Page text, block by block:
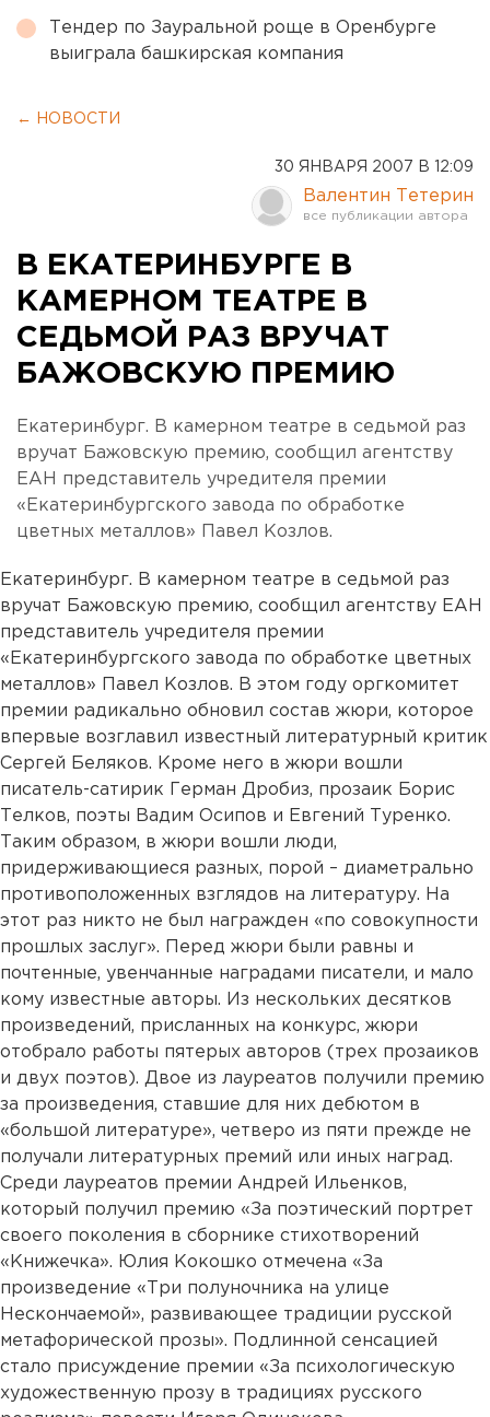
Тендер по Зауральной роще в Оренбурге
выиграла башкирская компания
← НОВОСТИ
30 ЯНВАРЯ 2007 В 12:09
Валентин Тетерин
В ЕКАТЕРИНБУРГЕ В
КАМЕРНОМ ТЕАТРЕ В
СЕДЬМОЙ РАЗ ВРУЧАТ
БАЖОВСКУЮ ПРЕМИЮ
Екатеринбург. В камерном театре в седьмой раз
вручат Бажовскую премию, сообщил агентству
ЕАН представитель учредителя премии
«Екатеринбургского завода по обработке
цветных металлов» Павел Козлов.
Екатеринбург. В камерном театре в седьмой раз
вручат Бажовскую премию, сообщил агентству ЕАН
представитель учредителя премии
«Екатеринбургского завода по обработке цветных
металлов» Павел Козлов. В этом году оргкомитет
премии радикально обновил состав жюри, которое
впервые возглавил известный литературный критик
Сергей Беляков. Кроме него в жюри вошли
писатель-сатирик Герман Дробиз, прозаик Борис
Телков, поэты Вадим Осипов и Евгений Туренко.
Таким образом, в жюри вошли люди,
придерживающиеся разных, порой – диаметрально
противоположенных взглядов на литературу. На
этот раз никто не был награжден «по совокупности
прошлых заслуг». Перед жюри были равны и
почтенные, увенчанные наградами писатели, и мало
кому известные авторы. Из нескольких десятков
произведений, присланных на конкурс, жюри
отобрало работы пятерых авторов (трех прозаиков
и двух поэтов). Двое из лауреатов получили премию
за произведения, ставшие для них дебютом в
«большой литературе», четверо из пяти прежде не
получали литературных премий или иных наград.
Среди лауреатов премии Андрей Ильенков,
который получил премию «За поэтический портрет
своего поколения в сборнике стихотворений
«Книжечка». Юлия Кокошко отмечена «За
произведение «Три полуночника на улице
Нескончаемой», развивающее традиции русской
метафорической прозы». Подлинной сенсацией
стало присуждение премии «За психологическую
художественную прозу в традициях русского